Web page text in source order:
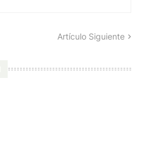
Artículo Siguiente